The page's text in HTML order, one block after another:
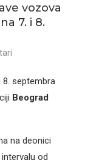
vozova
7. i 8.
8. septembra
Beograd
na deonici
intervalu od